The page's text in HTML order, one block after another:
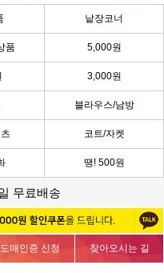
낱장코너
품 5,000원
3,000원
블라우스/남방
코트/자켓
땡! 500원
무료배송
도매인증 신청 찾아오시는 길